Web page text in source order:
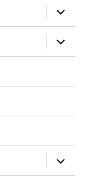
раскрыть
дочернее
меню
раскрыть
дочернее
меню
раскрыть
дочернее